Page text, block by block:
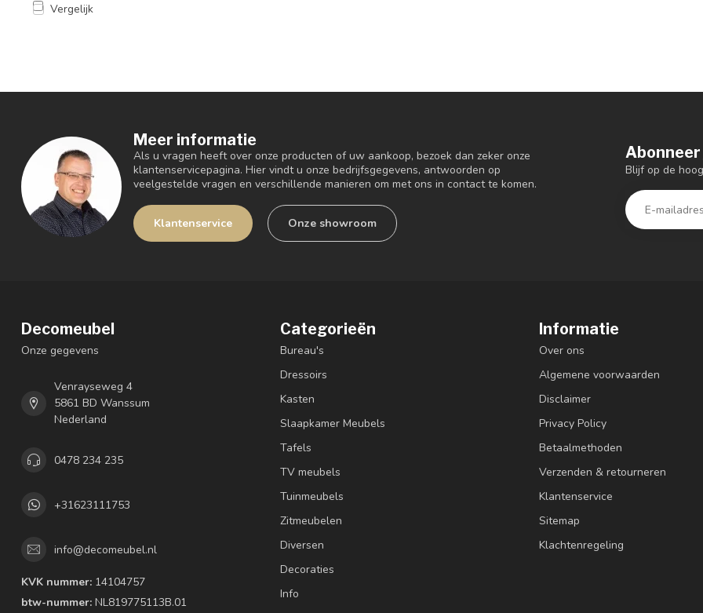
Vergelijk
Meer informatie
Als u vragen heeft over onze producten of uw aankoop, bezoek dan zeker onze
klantenservicepagina. Hier vindt u onze bedrijfsgegevens, antwoorden op
veelgestelde vragen en verschillende manieren om met ons in contact te komen.
Klantenservice Onze showroom
Blijf op de
Decomeubel
Onze gegevens
Venrayseweg 4
5861 BD Wanssum
Nederland
0478 234 235
+31623111753
info@decomeubel.nl
KVK nummer: 14104757
btw-nummer: NL819775113B.01
Categorieën
Bureau's
Dressoirs
Kasten
Slaapkamer Meubels
Tafels
TV meubels
Tuinmeubels
Zitmeubelen
Diversen
Decoraties
Info
Informatie
Over ons
Algemene voorwaarden
Disclaimer
Privacy Policy
Betaalmethoden
Verzenden & retourneren
Klantenservice
Sitemap
Klachtenregeling